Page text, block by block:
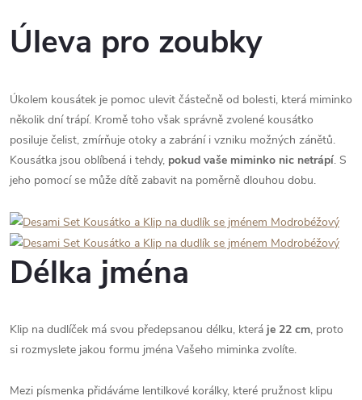
Úleva pro zoubky
Úkolem kousátek je pomoc ulevit částečně od bolesti, která miminko
několik dní trápí. Kromě toho však správně zvolené kousátko
posiluje čelist, zmírňuje otoky a zabrání i vzniku možných zánětů.
Kousátka jsou oblíbená i tehdy, pokud vaše miminko nic netrápí. S
jeho pomocí se může dítě zabavit na poměrně dlouhou dobu.
Délka jména
Klip na dudlíček má svou předepsanou délku, která je 22 cm, proto
si rozmyslete jakou formu jména Vašeho miminka zvolíte.
Mezi písmenka přidáváme lentilkové korálky, které pružnost klipu